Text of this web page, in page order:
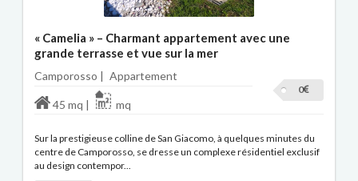
« Camelia » – Charmant appartement avec une
grande terrasse et vue sur la mer
Camporosso | Appartement
0
45 mq | mq
Sur la prestigieuse colline de San Giacomo, à quelques minutes du
centre de Camporosso, se dresse un complexe résidentiel exclusif
au design contempor...